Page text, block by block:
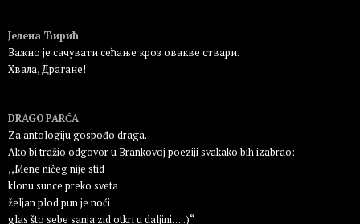
Јелена Ћирић
Важно је сачувати сећање кроз овакве ствари.
Хвала, Драгане!
DRAGO PARĆA
Za antologiju gospođo draga.
Ako bi tražio odgovor u Brankovoj poeziji svakako bih izabrao:
,,Mene ničeg nije stid
klonu sunce preko sveta
željan plod pun je noći
glas što sebe sanja zid otkri u daljini…..)“